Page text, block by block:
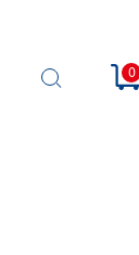
SUCHE
0